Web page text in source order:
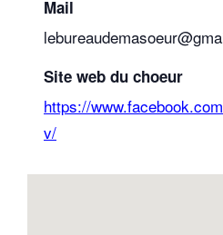
Mail
Site web du choeur
https://
v/